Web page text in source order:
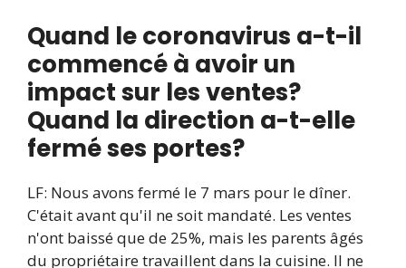
Quand le coronavirus a-t-il
commencé à avoir un
impact sur les ventes?
Quand la direction a-t-elle
fermé ses portes?
LF: Nous avons fermé le 7 mars pour le dîner.
C'était avant qu'il ne soit mandaté. Les ventes
n'ont baissé que de 25%, mais les parents âgés
du propriétaire travaillent dans la cuisine. Il ne